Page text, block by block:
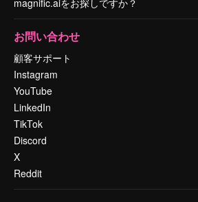
お問い合わせ
顧客サポート
Instagram
YouTube
LinkedIn
TikTok
Discord
X
Reddit